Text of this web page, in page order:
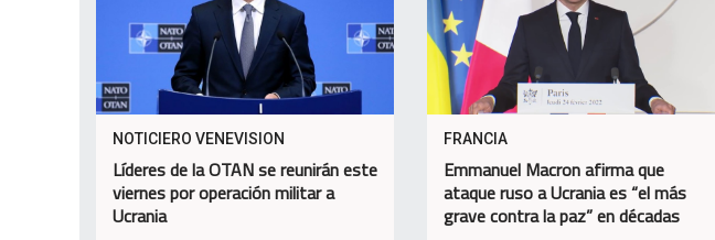
NOTICIERO VENEVISION
Líderes de la OTAN se reunirán este
viernes por operación militar a
Ucrania
FRANCIA
Emmanuel Macron afirma que
ataque ruso a Ucrania es “el más
grave contra la paz” en décadas